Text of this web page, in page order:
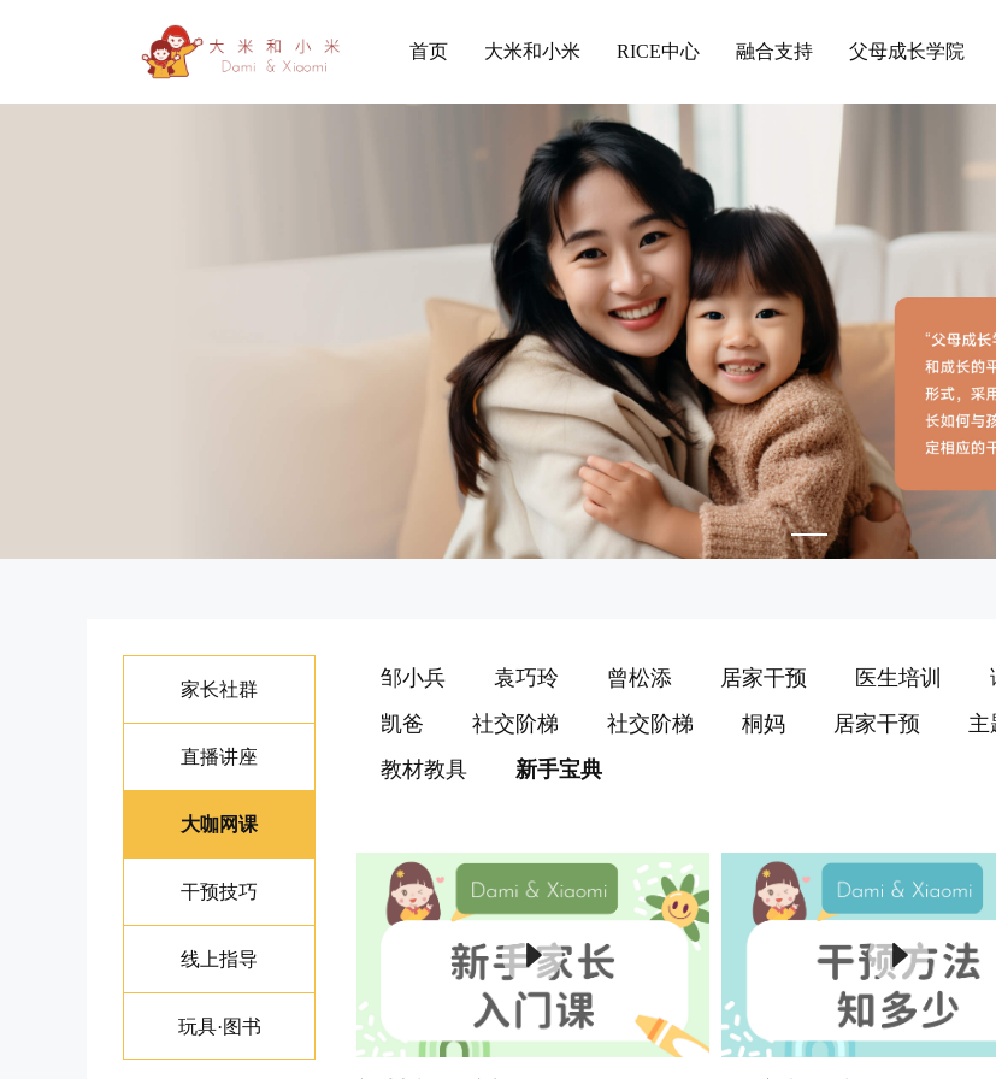
首页 大米和小米 RICE中心 融合支持 父母成长学院
家长社群
直播讲座
大咖网课
干预技巧
线上指导
玩具·图书
邹小兵 袁巧玲 曾松添 居家干预 医生培训
凯爸
社交阶梯 社交阶梯 桐妈 居家干预 主
教材教具
新手宝典